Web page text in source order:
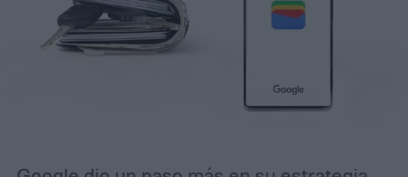
autónomo que puedes llevar casi a
cualquier parte.Traducción de IA, sin la